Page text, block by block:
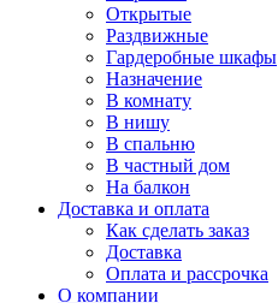
Открытые
Раздвижные
Гардеробные шкафы
Назначение
В комнату
В нишу
В спальню
В частный дом
На балкон
Доставка и оплата
Как сделать заказ
Доставка
Оплата и рассрочка
О компании